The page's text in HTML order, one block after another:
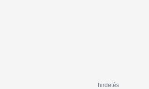
hirdetés